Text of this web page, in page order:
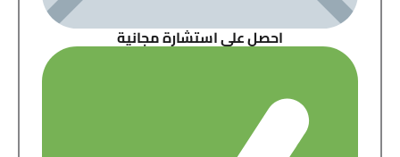
احصل على استشارة مجانية